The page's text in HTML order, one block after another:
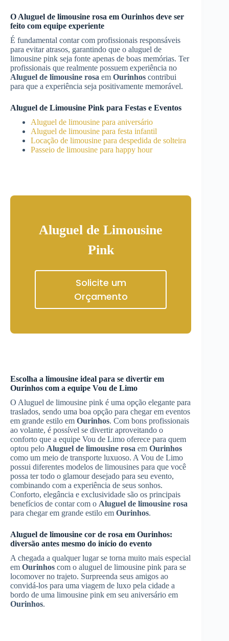
O Aluguel de limousine rosa em Ourinhos deve ser
feito com equipe experiente
É fundamental contar com profissionais responsáveis
para evitar atrasos, garantindo que o aluguel de
limousine pink seja fonte apenas de boas memórias. Ter
profissionais que realmente possuem experiência no
Aluguel de limousine rosa em Ourinhos contribui
para que a experiência seja positivamente memorável.
Aluguel de Limousine Pink para Festas e Eventos
Aluguel de limousine para aniversário
Aluguel de limousine para festa infantil
Locação de limousine para despedida de solteira
Passeio de limousine para happy hour
Aluguel de Limousine
Pink
Solicite um
Orçamento
Escolha a limousine ideal para se divertir em
Ourinhos com a equipe Vou de Limo
O Aluguel de limousine pink é uma opção elegante para
traslados, sendo uma boa opção para chegar em eventos
em grande estilo em Ourinhos. Com bons profissionais
ao volante, é possível se divertir aproveitando o
conforto que a equipe Vou de Limo oferece para quem
optou pelo Aluguel de limousine rosa em Ourinhos
como um meio de transporte luxuoso. A Vou de Limo
possui diferentes modelos de limousines para que você
possa ter todo o glamour desejado para seu evento,
combinando com a experiência de seus sonhos.
Conforto, elegância e exclusividade são os principais
benefícios de contar com o Aluguel de limousine rosa
para chegar em grande estilo em Ourinhos.
Aluguel de limousine cor de rosa em Ourinhos:
diversão antes mesmo do início do evento
A chegada a qualquer lugar se torna muito mais especial
em Ourinhos com o aluguel de limousine pink para se
locomover no trajeto. Surpreenda seus amigos ao
convidá-los para uma viagem de luxo pela cidade a
bordo de uma limousine pink em seu aniversário em
Ourinhos.